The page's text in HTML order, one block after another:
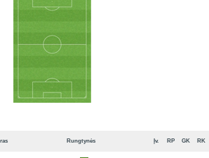
Rungtynės Įv. RP GK RK